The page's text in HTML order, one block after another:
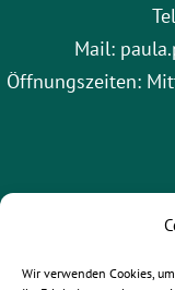
Wir verwenden Cookies,
Mail:
Öffnungszeiten: